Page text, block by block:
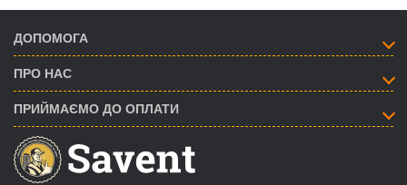
ДОПОМОГА
ПРО НАС
ПРИЙМАЄМО ДО ОПЛАТИ